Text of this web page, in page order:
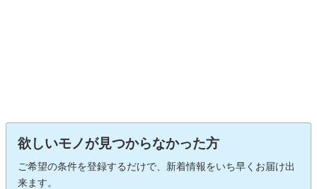
欲しいモノが見つからなかった方
ご希望の条件を登録するだけで、新着情報をいち早くお届け出
来ます。